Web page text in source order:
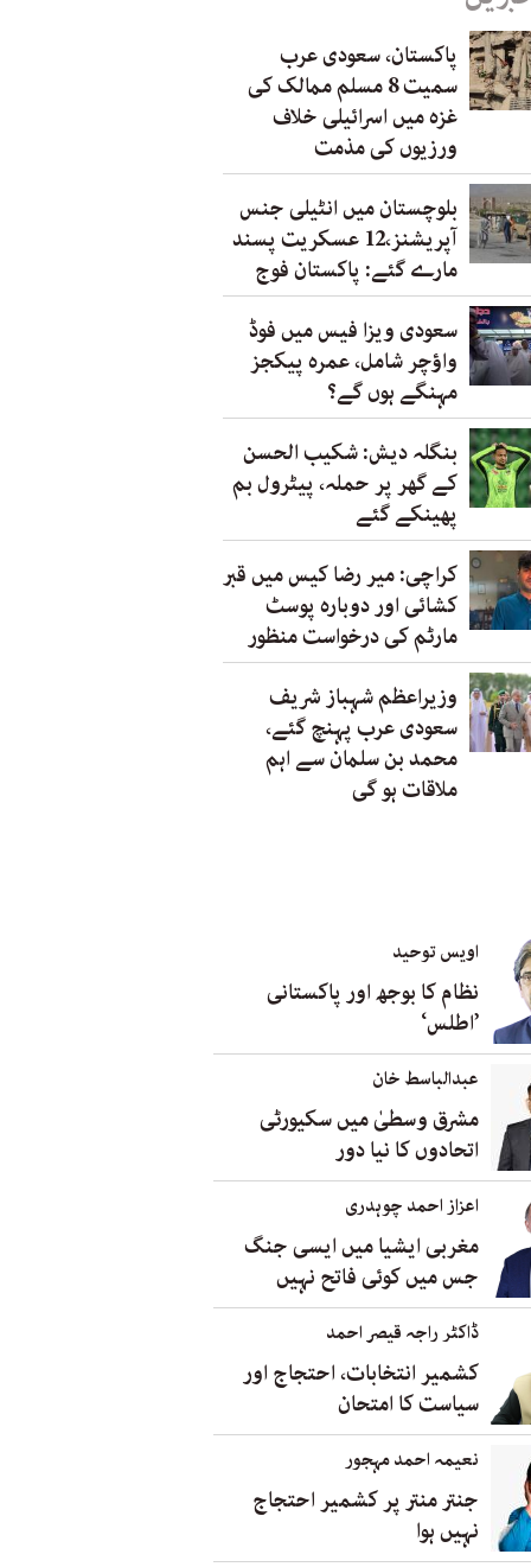
پاکستان، سعودی عرب
سمیت 8 مسلم ممالک کی
غزہ میں اسرائیلی خلاف
ورزیوں کی مذمت
بلوچستان میں انٹیلی جنس
آپریشنز،12 عسکریت پسند
مارے گئے: پاکستان فوج
سعودی ویزا فیس میں فوڈ
واؤچر شامل، عمرہ پیکجز
مہنگے ہوں گے؟
بنگلہ دیش: شکیب الحسن
کے گھر پر حملہ، پیٹرول بم
پھینکے گئے
کراچی: میر رضا کیس میں قبر
کشائی اور دوبارہ پوسٹ
مارٹم کی درخواست منظور
وزیراعظم شہباز شریف
سعودی عرب پہنچ گئے،
محمد بن سلمان سے اہم
ملاقات ہو گی
اویس توحید
نظام کا بوجھ اور پاکستانی
’اطلس‘
عبدالباسط خان
مشرق وسطیٰ میں سکیورٹی
اتحادوں کا نیا دور
اعزاز احمد چوہدری
مغربی ایشیا میں ایسی جنگ
جس میں کوئی فاتح نہیں
ڈاکٹر راجہ قیصر احمد
کشمیر انتخابات، احتجاج اور
سیاست کا امتحان
نعیمہ احمد مہجور
جنتر منتر پر کشمیر احتجاج
نہیں ہوا